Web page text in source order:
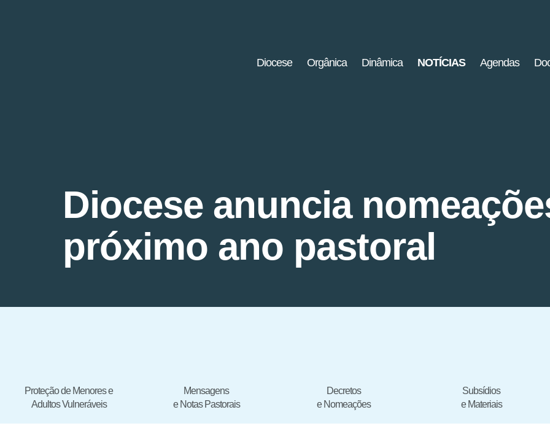
Diocese Orgânica Dinâmica NOTÍCIAS Agendas
Diocese anuncia
próximo ano pastoral
Proteção de Menores e
Adultos Vulneráveis
Mensagens
e Notas Pastorais
Decretos
e Nomeações
Subsídios
e Materiais